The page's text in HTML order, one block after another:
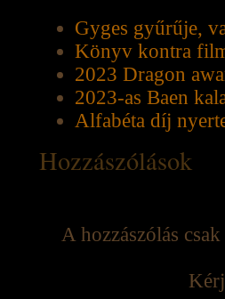
Gyges gyűrűje,
Könyv kontra
2023 Dragon
2023-as Baen
Alfabéta díj
Hozzászólások
A hozzászólás